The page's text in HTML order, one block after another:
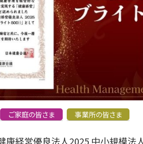
ご家庭の皆さま 事業所の皆さま
康経営優良法人2025 中小規模法